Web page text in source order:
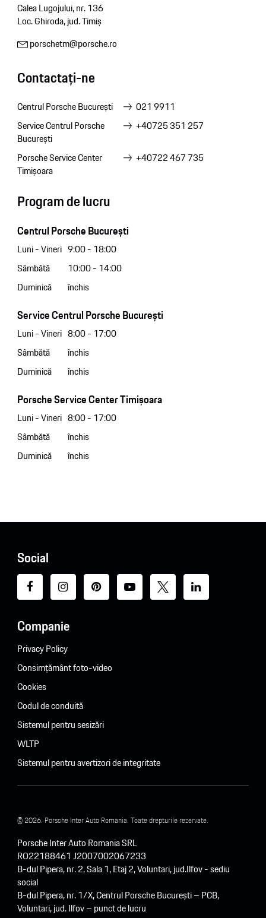
Calea Lugojului, nr. 136
Loc. Ghiroda, jud. Timiș
porschetm@porsche.ro
Contactați-ne
Centrul Porsche București
021 9911
Service Centrul Porsche
București
+40725 351 257
Porsche Service Center
Timișoara
+40722 467 735
Program de lucru
Centrul Porsche București
Luni - Vineri 9:00 - 18:00
Sâmbătă
10:00 - 14:00
Duminică
închis
Service Centrul Porsche București
Luni - Vineri 8:00 - 17:00
Sâmbătă
închis
Duminică
închis
Porsche Service Center Timișoara
Luni - Vineri 8:00 - 17:00
Sâmbătă
închis
Duminică
închis
Social
Companie
Privacy Policy
Consimțământ foto-video
Cookies
Codul de conduită
Sistemul pentru sesizări
WLTP
Sistemul pentru avertizori de integritate
© 2026. Porsche Inter Auto Romania. Toate drepturile rezervate.
Porsche Inter Auto Romania SRL
RO22188461 J2007002067233
B-dul Pipera, nr. 2, Sala 1, Etaj 2, Voluntari, jud.Ilfov - sediu
social
B-dul Pipera, nr. 1/X, Centrul Porsche București – PCB,
Voluntari, jud. Ilfov – punct de lucru